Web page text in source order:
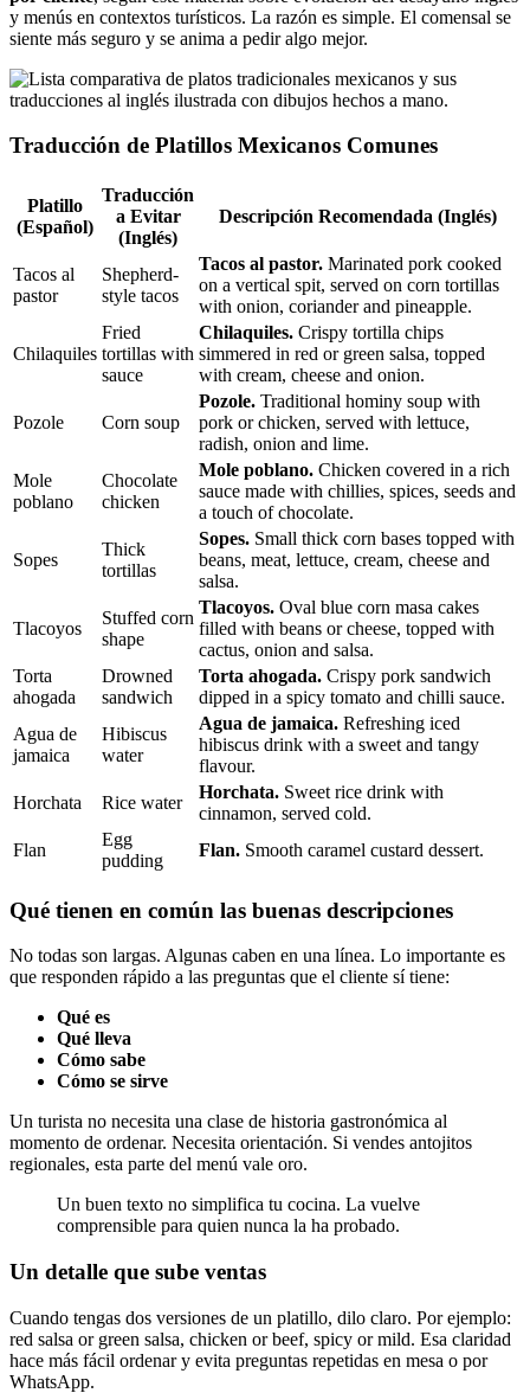
y menús en contextos turísticos. La razón es simple. El comensal se
siente más seguro y se anima a pedir algo mejor.
Traducción de Platillos Mexicanos Comunes
Platillo
(Español)
Traducción
a Evitar
(Inglés)
Descripción Recomendada (Inglés)
Tacos al
pastor
Shepherd-
style tacos
Tacos al pastor. Marinated pork cooked
on a vertical spit, served on corn tortillas
with onion, coriander and pineapple.
Chilaquiles
Fried
tortillas with
sauce
Chilaquiles. Crispy tortilla chips
simmered in red or green salsa, topped
with cream, cheese and onion.
Pozole Corn soup
Pozole. Traditional hominy soup with
pork or chicken, served with lettuce,
radish, onion and lime.
Mole
poblano
Chocolate
chicken
Mole poblano. Chicken covered in a rich
sauce made with chillies, spices, seeds and
a touch of chocolate.
Sopes
Thick
tortillas
Sopes. Small thick corn bases topped with
beans, meat, lettuce, cream, cheese and
salsa.
Tlacoyos
Stuffed corn
shape
Tlacoyos. Oval blue corn masa cakes
filled with beans or cheese, topped with
cactus, onion and salsa.
Torta
ahogada
Drowned
sandwich
Torta ahogada. Crispy pork sandwich
dipped in a spicy tomato and chilli sauce.
Agua de
jamaica
Hibiscus
water
Agua de jamaica. Refreshing iced
hibiscus drink with a sweet and tangy
flavour.
Horchata
Rice water
Horchata. Sweet rice drink with
cinnamon, served cold.
Flan
Egg
pudding
Flan. Smooth caramel custard dessert.
Qué tienen en común las buenas descripciones
No todas son largas. Algunas caben en una línea. Lo importante es
que responden rápido a las preguntas que el cliente sí tiene:
Qué es
Qué lleva
Cómo sabe
Cómo se sirve
Un turista no necesita una clase de historia gastronómica al
momento de ordenar. Necesita orientación. Si vendes antojitos
regionales, esta parte del menú vale oro.
Un buen texto no simplifica tu cocina. La vuelve
comprensible para quien nunca la ha probado.
Un detalle que sube ventas
Cuando tengas dos versiones de un platillo, dilo claro. Por ejemplo:
red salsa or green salsa, chicken or beef, spicy or mild. Esa claridad
hace más fácil ordenar y evita preguntas repetidas en mesa o por
WhatsApp.